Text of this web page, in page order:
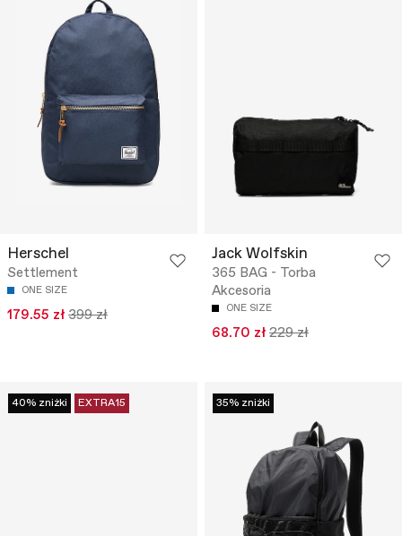
Herschel
Settlement
ONE SIZE
179.55 zł 399 zł
Jack Wolfskin
365 BAG - Torba
Akcesoria
ONE SIZE
68.70 zł 229 zł
40% zniżki EXTRA15 35% zniżki